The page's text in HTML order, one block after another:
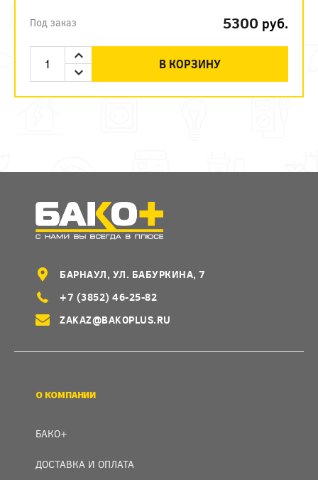
Под заказ 5300 руб.
В КОРЗИНУ
БАРНАУЛ, УЛ. БАБУРКИНА, 7
+7 (3852) 46-25-82
ZAKAZ@BAKOPLUS.RU
О КОМПАНИИ
БАКО+
ДОСТАВКА И ОПЛАТА